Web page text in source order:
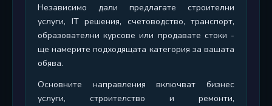
Независимо дали предлагате строителни
услуги, IT решения, счетоводство, транспорт,
образователни курсове или продавате стоки -
ще намерите подходящата категория за вашата
обява.
Основните направления включват бизнес
услуги, строителство и ремонти,